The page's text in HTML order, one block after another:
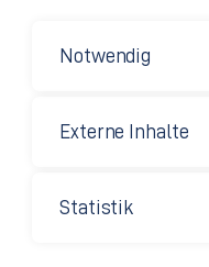
Notwendig
Externe Inhalte
Statistik